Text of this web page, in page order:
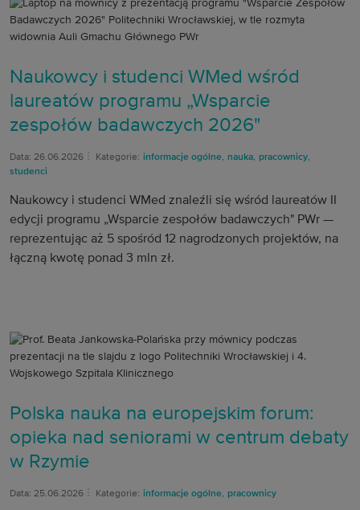
Naukowcy i studenci WMed wśród
laureatów programu „Wsparcie
zespołów badawczych 2026"
Data: 26.06.2026 Kategorie: informacje ogólne, nauka, pracownicy,
studenci
Naukowcy i studenci WMed znaleźli się wśród laureatów II
edycji programu „Wsparcie zespołów badawczych" PWr —
reprezentując aż 5 spośród 12 nagrodzonych projektów, na
łączną kwotę ponad 3 mln zł.
Polska nauka na europejskim forum:
opieka nad seniorami w centrum debaty
w Rzymie
Data: 25.06.2026 Kategorie: informacje ogólne, pracownicy